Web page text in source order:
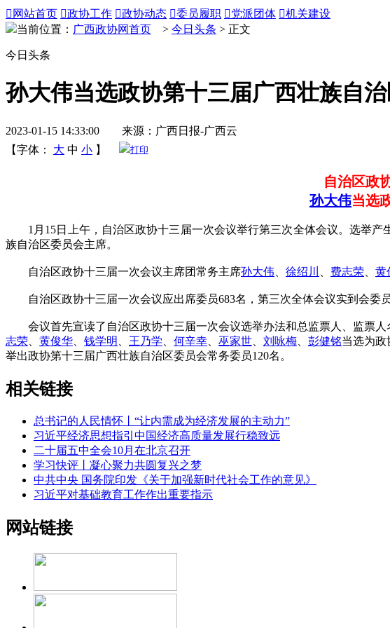
 网站首页 政协工作 政协动态 委员履职 党派团体 机关建设
当前位置： 广西政协网首页 > 今日头条 > 正文
今日头条
孙大伟当选政协第十三届广西壮族自
2023-01-15 14:33:00 来源：广西日报-广西云
【字体：
大 中 小 】 打印
自治区政
孙大伟当选
1月15日上午，自治区政协十三届一次会议举行第三次全体会议。选举产
族自治区委员会主席。
自治区政协十三届一次会议主席团常务主席孙大伟 徐绍川 费志荣 黄
自治区政协十三届一次会议应出席委员683名，第三次全体会议实到会委员
会议首先宣读了自治区政协十三届一次会议选举办法和总监票人、监票人
志荣
黄俊华 钱学明 王乃学 何辛幸 巫家世 刘咏梅 彭健铭当选为政
举出政协第十三届广西壮族自治区委员会常务委员120名。
相关链接
总书记的人民情怀丨“让内需成为经济发展的主动力”
习近平经济思想指引中国经济高质量发展行稳致远
二十届五中全会10月在北京召开
学习快评丨凝心聚力共圆复兴之梦
中共中央 国务院印发《关于加强新时代社会工作的意见》
习近平对基础教育工作作出重要指示
网站链接